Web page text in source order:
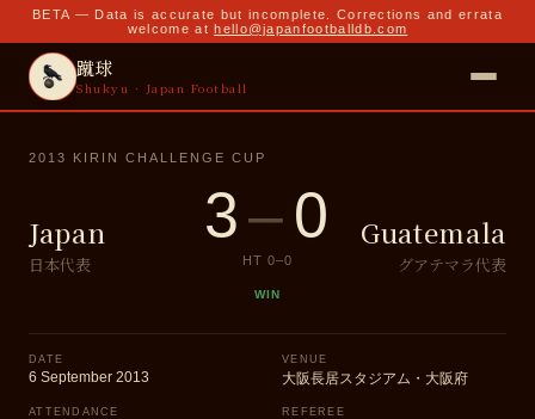
BETA — Data is accurate but incomplete. Corrections and errata
welcome at hello@japanfootballdb.com
蹴球
Shukyu · Japan Football
2013 KIRIN CHALLENGE CUP
Japan
日本代表
3–0
HT 0–0
WIN
Guatemala
グアテマラ代表
DATE
6 September 2013
VENUE
大阪長居スタジアム・大阪府
ATTENDANCE REFEREE